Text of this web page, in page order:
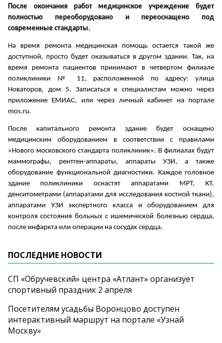
После окончания работ медицинское учреждение будет
полностью переоборудовано и переоснащено под
современные стандарты.
На время ремонта медицинская помощь остается такой же
доступной, просто будет оказываться в другом здании. Так, на
время ремонта пациентов принимают в четвертом филиале
поликлиники № 11, расположенной по адресу: улица
Новаторов, дом 5. Записаться к специалистам можно через
приложение ЕМИАС, или через личный кабинет на портале
mos.ru.
После капитального ремонта здание будет оснащено
медицинским оборудованием в соответствии с правилами
«Нового московского стандарта поликлиник». В филиалах будут
маммографы, рентген-аппараты, аппараты УЗИ, а также
оборудование функциональной диагностики. Каждое головное
здание поликлиники оснастят аппаратами МРТ, КТ,
денситометрами (аппаратами для исследования костной ткани),
аппаратами УЗИ экспертного класса и оборудованием для
контроля состояния больных с ишемической болезнью сердца,
после инфаркта или операции на сосудах сердца.
ПОСЛЕДНИЕ НОВОСТИ
СП «Обручевский» центра «Атлант» организует
спортивный праздник 2 апреля
Посетителям усадьбы Воронцово доступен
интерактивный маршрут на портале «Узнай
Москву»